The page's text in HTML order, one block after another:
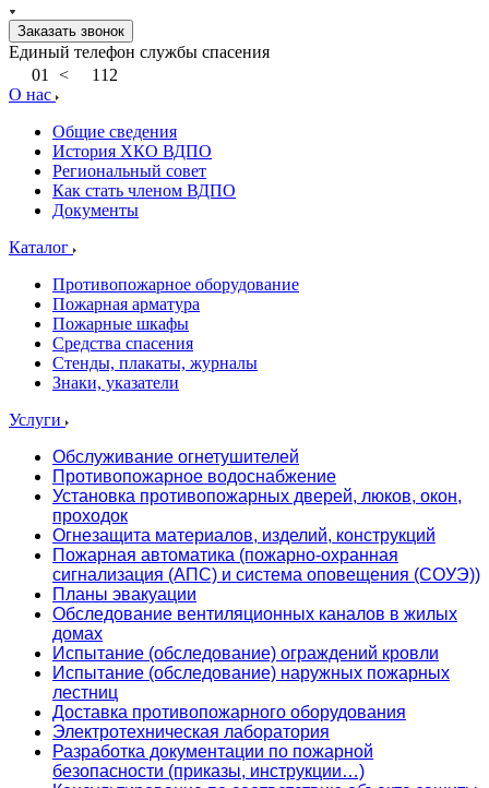
Заказать звонок
Единый телефон службы спасения
01
<
112
О нас
Общие сведения
История ХКО ВДПО
Региональный совет
Как стать членом ВДПО
Документы
Каталог
Противопожарное оборудование
Пожарная арматура
Пожарные шкафы
Средства спасения
Стенды, плакаты, журналы
Знаки, указатели
Услуги
Обслуживание огнетушителей
Противопожарное водоснабжение
Установка противопожарных дверей, люков, окон,
проходок
Огнезащита материалов, изделий, конструкций
Пожарная автоматика (пожарно-охранная
сигнализация (АПС) и система оповещения (СОУЭ))
Планы эвакуации
Обследование вентиляционных каналов в жилых
домах
Испытание (обследование) ограждений кровли
Испытание (обследование) наружных пожарных
лестниц
Доставка противопожарного оборудования
Электротехническая лаборатория
Разработка документации по пожарной
безопасности (приказы, инструкции…)